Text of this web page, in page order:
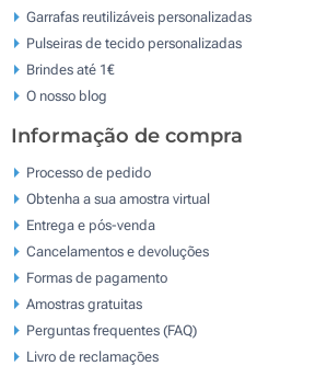
Garrafas reutilizáveis personalizadas
Pulseiras de tecido personalizadas
Brindes até 1€
O nosso blog
Informação de compra
Processo de pedido
Obtenha a sua amostra virtual
Entrega e pós-venda
Cancelamentos e devoluções
Formas de pagamento
Amostras gratuitas
Perguntas frequentes (FAQ)
Livro de reclamaçōes